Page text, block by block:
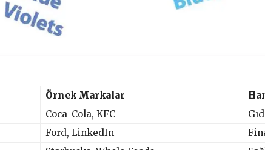
Örnek Markalar
Coca-Cola, KFC
Ford, LinkedIn